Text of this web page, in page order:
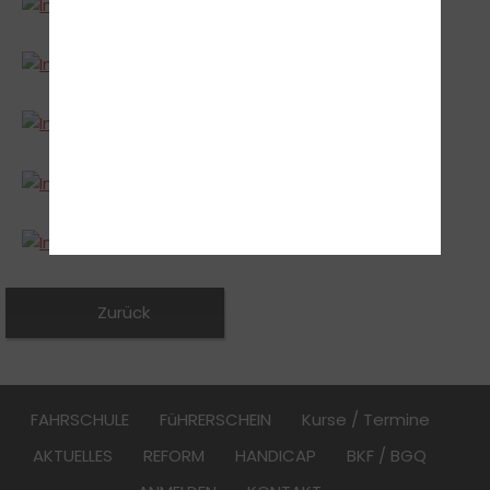
Zurück
FAHRSCHULE FüHRERSCHEIN
Kurse / Termine
AKTUELLES
REFORM HANDICAP
BKF / BGQ